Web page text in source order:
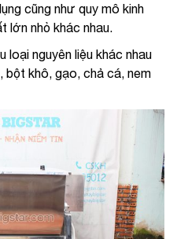
cũng như quy mô kinh
lớn nhỏ khác nhau.
nguyên liệu khác nhau
bột khô, gạo, chả cá, nem